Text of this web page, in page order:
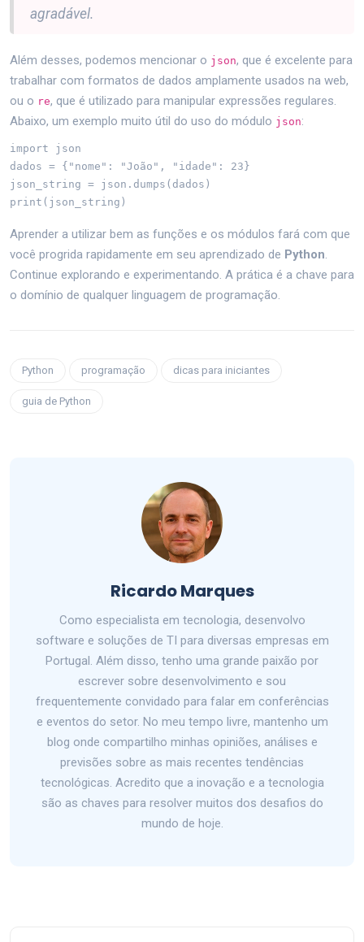
agradável.
Além desses, podemos mencionar o json, que é excelente para
trabalhar com formatos de dados amplamente usados na web,
ou o re, que é utilizado para manipular expressões regulares.
Abaixo, um exemplo muito útil do uso do módulo json:
import json
dados = {"nome": "João", "idade": 23}
json_string = json.dumps(dados)
print(json_string)
Aprender a utilizar bem as funções e os módulos fará com que
você progrida rapidamente em seu aprendizado de Python.
Continue explorando e experimentando. A prática é a chave para
o domínio de qualquer linguagem de programação.
Python programação dicas para iniciantes
guia de Python
Ricardo Marques
Como especialista em tecnologia, desenvolvo
software e soluções de TI para diversas empresas em
Portugal. Além disso, tenho uma grande paixão por
escrever sobre desenvolvimento e sou
frequentemente convidado para falar em conferências
e eventos do setor. No meu tempo livre, mantenho um
blog onde compartilho minhas opiniões, análises e
previsões sobre as mais recentes tendências
tecnológicas. Acredito que a inovação e a tecnologia
são as chaves para resolver muitos dos desafios do
mundo de hoje.